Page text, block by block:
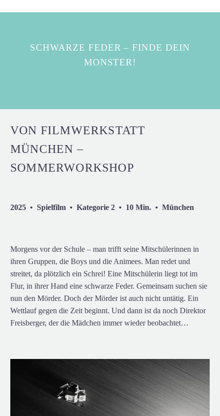
SCHWARZE FEDER – FINDE DEIN
MONSTER!
VON FILMWERKSTATT
MÜNCHEN –
SOMMERWORKSHOP
2025 • Spielfilm • Kategorie 2 • 10 Min. • München
Morgens vor der Schule – man trifft seine Mitschülerinnen in
ihren Gruppen, die Boys und die Animees. Man redet und
streitet, da plötzlich ein Schrei! Eine Mitschülerin liegt tot im
Flur, in ihrer Hand eine schwarze Feder. Gemeinsam suchen sie
nun den Mörder. Doch der Mörder ist auch nicht untätig. Ein
Wettlauf gegen die Zeit beginnt. Und dann ist da noch Direktor
Freisberger, der die Mädchen immer wieder beobachtet…